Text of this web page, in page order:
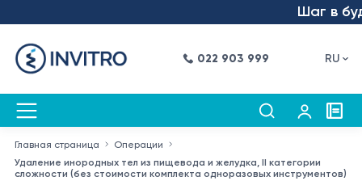
Шаг в
022 903 999 RU
Главная страница
Операции
Удаление инородных тел из пищевода и желудка, II категории
сложности (без стоимости комплекта одноразовых инструментов)